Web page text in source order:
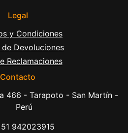
Legal
y Condiciones
Devoluciones
Reclamaciones
Contacto
466 - Tarapoto - San Martín -
Perú
942023915